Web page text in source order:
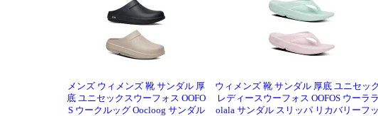
メンズ ウィメンズ 靴 サンダル 厚
底 ユニセックスウーフォス OOFO
S ウークルッグ Oocloog サンダル
ウィメンズ 靴 サンダル 厚底 ユニセッ
レディースウーフォス OOFOS ウーラ
olala サンダル スリッパ リカバリーフ